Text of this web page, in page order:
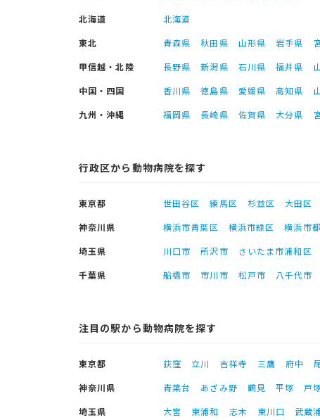
北海道
北海道
東北
青森県 秋田県 山形県 岩手県
甲信越・北陸
長野県 新潟県 石川県 福井県
中国・四国
香川県 徳島県 愛媛県 高知県
九州・沖縄
福岡県 長崎県 佐賀県 大分県
行政区から動物病院を探す
東京都 世田谷区 練馬区 杉並区 大田区
神奈川県
横浜市青葉区 横浜市緑区 横浜市
埼玉県
川口市 所沢市 さいたま市浦和区
千葉県
船橋市 市川市 松戸市 八千代市
注目の駅から動物病院を探す
東京都 荻窪 立川 吉祥寺 三鷹 府中
神奈川県
青葉台 あざみ野 鶴見 平塚 戸
埼玉県
大宮 東浦和 志木 東川口 武蔵